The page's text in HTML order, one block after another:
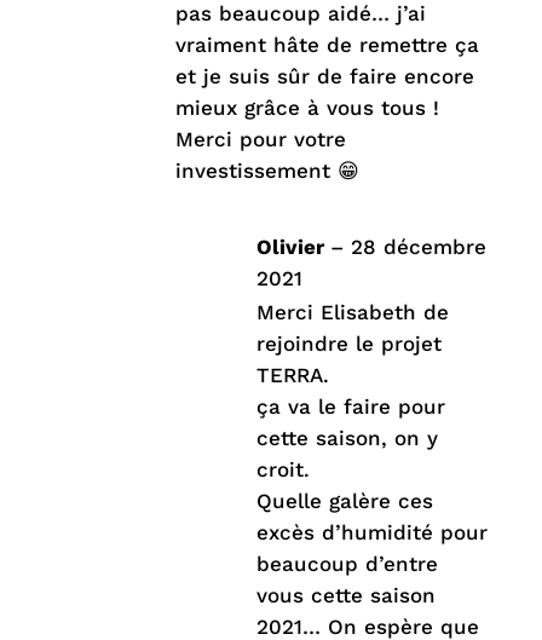
pas beaucoup aidé… j’ai
vraiment hâte de remettre ça
et je suis sûr de faire encore
mieux grâce à vous tous !
Merci pour votre
investissement 😁
Olivier – 28 décembre
2021
Merci Elisabeth de
rejoindre le projet
TERRA.
ça va le faire pour
cette saison, on y
croit.
Quelle galère ces
excès d’humidité pour
beaucoup d’entre
vous cette saison
2021… On espère que